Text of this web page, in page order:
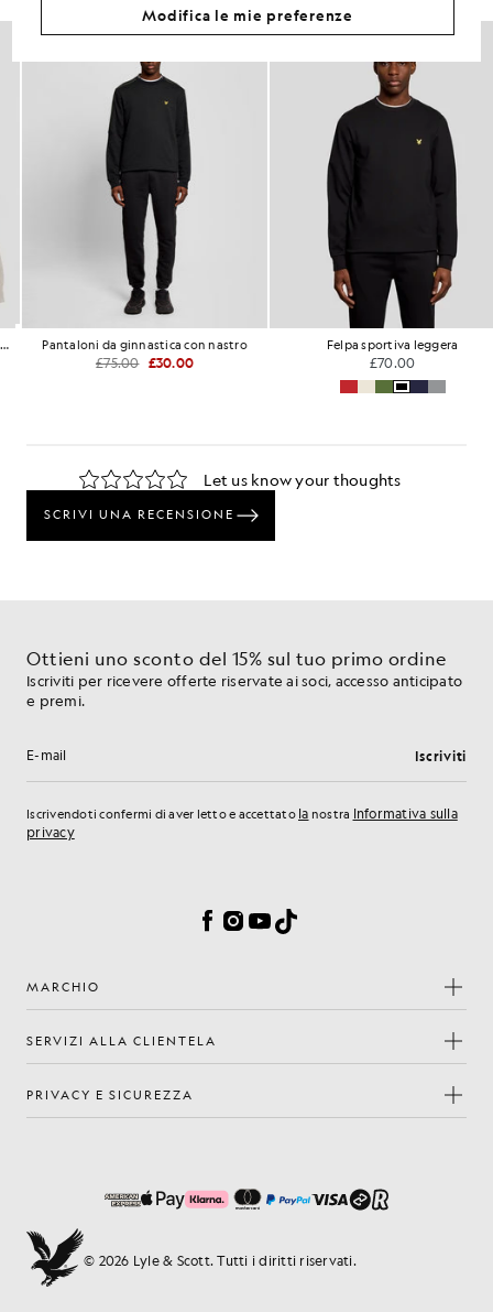
Pantaloni da ginnastica con nastro
£75.00 £30.00
Felpa sportiva leggera
£70.00
Ottieni uno sconto del 15% sul tuo primo ordine
Iscriviti per ricevere offerte riservate ai soci, accesso anticipato
e premi.
Indirizzo e-mail Iscriviti
Iscrivendoti confermi di aver letto e accettato la nostra Informativa sulla
privacy
Facebook
Instagram
YouTube
TikTok
MARCHIO
SERVIZI ALLA CLIENTELA
PRIVACY E SICUREZZA
© 2026 Lyle & Scott. Tutti i diritti riservati.
Modifica le mie preferenze